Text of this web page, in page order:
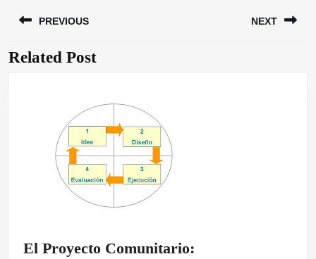
de
entradas
PREVIOUS
Entrada
NEXT
Related Post
El Proyecto Comunitario: